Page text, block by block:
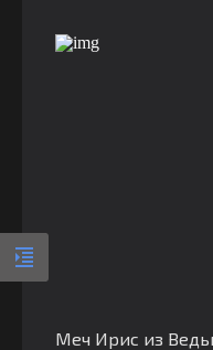
Меч Ирис из